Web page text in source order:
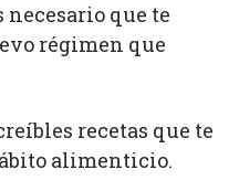
necesario que te
régimen que
recetas que te
alimenticio.